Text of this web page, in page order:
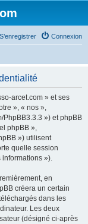
Connexion
S’enregistrer
arcet.com » et ses
», « nos »,
PhpBB3.3.3 ») et phpBB
phpBB »,
») utilisent
quelle session
informations »).
en
créera un certain
dans les
Les deux
(désigné ci-après